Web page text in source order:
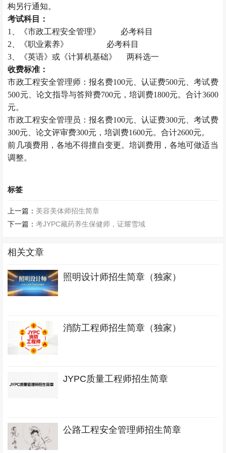
构另行通知。
考试科目：
1、《市政工程安全管理》 必考科目
2、《职业素养》 必考科目
3、《英语》或《计算机基础》 两科选一
收费标准：
市政工程安全管理师：报名费100元、认证费500元、考试费
500元、论文指导与答辩费700元，培训费1800元。合计3600
元。
市政工程安全管理员：报名费100元、认证费300元、考试费
300元、论文评审费300元，培训费1600元。合计2600元。
前几项费用，各地不得擅自变更。培训费用，各地可做适当
调整。
标签
上一篇： 美容美体师招生简章
下一篇：考JYPC藏药养生保健师，证耀雪域
相关文章
照明设计师招生简章（独家）
消防工程师招生简章（独家）
JYPC质量工程师招生简章
公路工程安全管理师招生简章